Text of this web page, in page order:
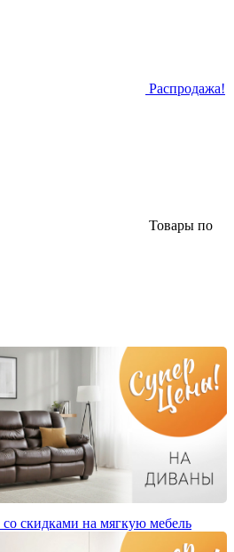
Распродажа!
Товары по
скидками на мягкую мебель